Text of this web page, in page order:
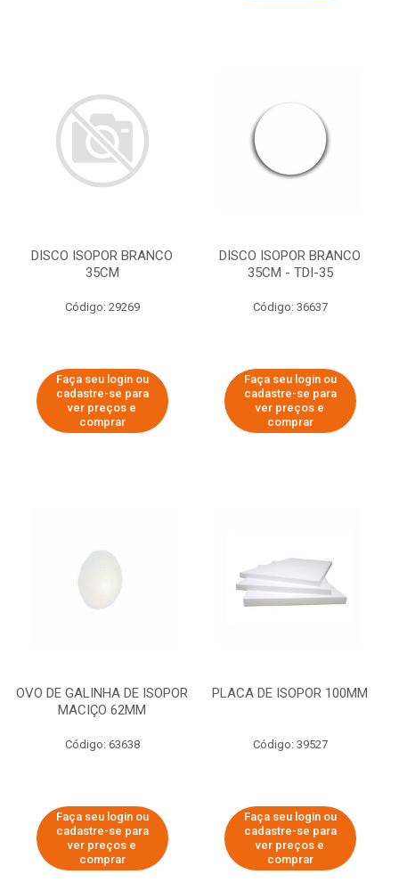
DISCO ISOPOR BRANCO
35CM
Código: 29269
Faça seu login ou
cadastre-se para
ver preços e
comprar
DISCO ISOPOR BRANCO
35CM - TDI-35
Código: 36637
Faça seu login ou
cadastre-se para
ver preços e
comprar
OVO DE GALINHA DE ISOPOR
MACIÇO 62MM
Código: 63638
Faça seu login ou
cadastre-se para
ver preços e
comprar
PLACA DE ISOPOR 100MM
Código: 39527
Faça seu login ou
cadastre-se para
ver preços e
comprar